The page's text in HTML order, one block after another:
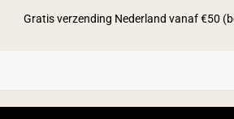
Gratis verzending Nederland vanaf €50